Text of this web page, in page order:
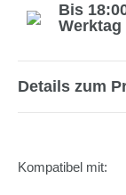
Bis
Details zum
Kompatibel mit: